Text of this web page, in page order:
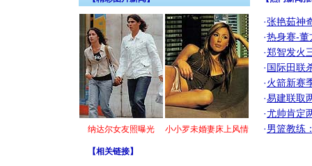
纳达尔女友照曝光 小小罗未婚妻床上风情
·张艳茹神
·热身赛-董
·郑智发火
·国际田联
·火箭新赛
·易建联取
·尤帅肯定
·男篮教练
【相关链接】